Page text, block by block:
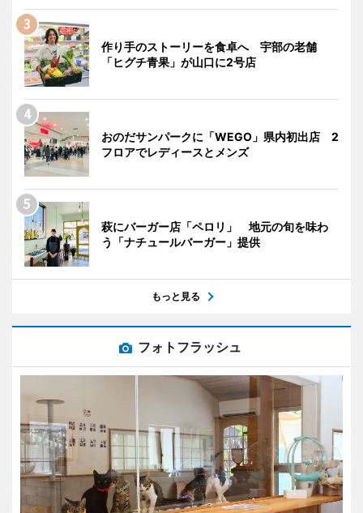
作り手のストーリーを食卓へ 宇部の老舗
「ヒグチ青果」が山口に2号店
おのだサンパークに「WEGO」県内初出店 2
フロアでレディースとメンズ
萩にバーガー店「ペロリ」 地元の旬を味わ
う「ナチュールバーガー」提供
もっと見る
フォトフラッシュ